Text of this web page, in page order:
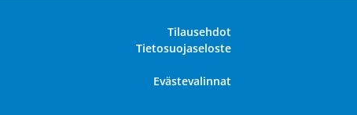
Tilausehdot
Tietosuojaseloste
Evästevalinnat